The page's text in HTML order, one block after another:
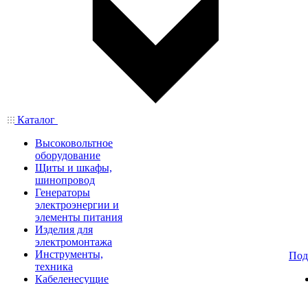
Каталог
Высоковольтное
оборудование
Щиты и шкафы,
шинопровод
Генераторы
электроэнергии и
элементы питания
Изделия для
электромонтажа
Инструменты,
техника
Кабеленесущие